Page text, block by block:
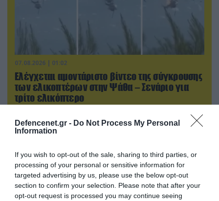
Defencenet.gr - Do Not Process My Personal
Information
If you wish to opt-out of the sale, sharing to third parties, or
processing of your personal or sensitive information for
targeted advertising by us, please use the below opt-out
section to confirm your selection. Please note that after your
opt-out request is processed you may continue seeing
07.08.2026 | 01:02
Ελέγχεται αμοντάριστο βίντεο της σύγκρουσης
των ελικοπτέρων στην Ψάθα – Σενάριο για
τρίτο ελικόπτερο